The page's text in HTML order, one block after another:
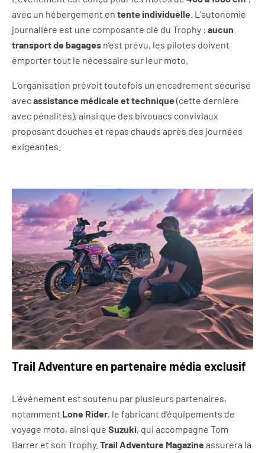
avec un hébergement en tente individuelle . L’autonomie
journalière est une composante clé du Trophy : aucun
transport de bagages n’est prévu, les pilotes doivent
emporter tout le nécessaire sur leur moto.
L’organisation prévoit toutefois un encadrement sécurisé
avecassistance médicale et technique (cette dernière
avec pénalités), ainsi que des bivouacs conviviaux
proposant douches et repas chauds après des journées
exigeantes.
Trail Adventure en partenaire média exclusif
L’événement est soutenu par plusieurs partenaires,
notamment Lone Rider, le fabricant d’équipements de
voyage moto, ainsi que Suzuki, qui accompagne Tom
Barrer et son Trophy. Trail Adventure Magazine assurera la